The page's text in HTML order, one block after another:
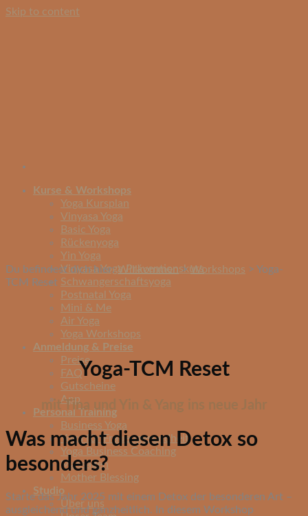
Skip to content
Kurse & Workshops
Yoga Kursplan
Vinyasa Yoga
Basic Yoga
Rückenyoga
Yin Yoga
Vinyasa Yoga Präventionskurs
Schwangerschaftsyoga
Postnatal Yoga
Mini & Me
Air Yoga
Yoga Workshops
Anmeldung & Preise
Preise
FAQ
Gutscheine
App
Personal Training
Business Yoga
Yoga für Frauengesundheit
Yoga Business Coaching
Massagen
Mother Blessing
Studio
Über uns
Du befindest dich hier:Willkommen>Workshops > Yoga-
TCM Reset
Yoga-TCM Reset
mit Tina und Yin & Yang ins neue Jahr
Was macht diesen Detox so
besonders?
Starte das Jahr 2025 mit einem Detox der besonderen Art –
ausgleichend und ganzheitlich. In diesem Workshop